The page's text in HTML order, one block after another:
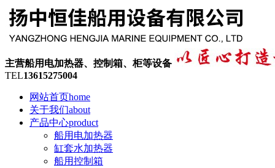
主营船用电加热器、控制箱、柜等设备
TEL13615275004
网站首页home
关于我们about
产品中心product
船用电加热器
缸套水加热器
船用控制箱